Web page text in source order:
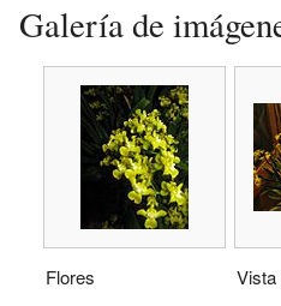
Galería de
Flores Vista